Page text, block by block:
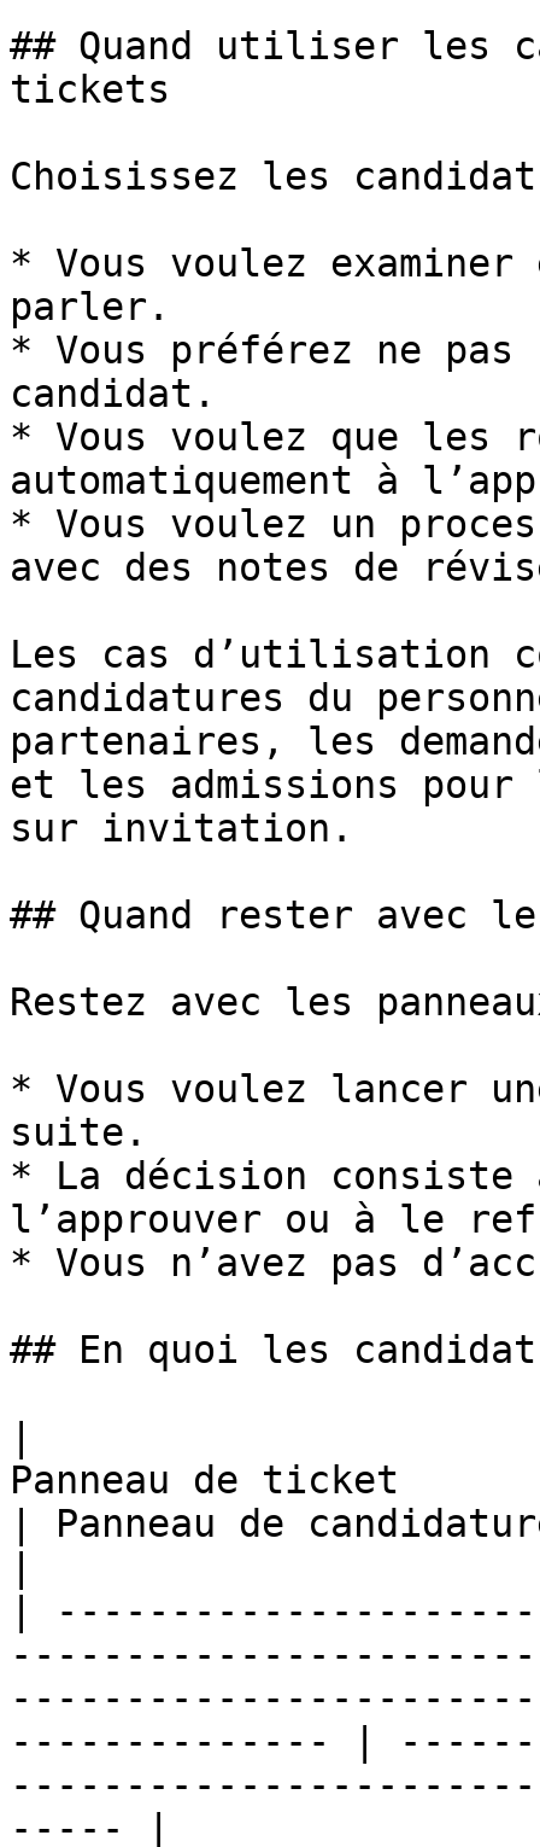
## Quand utiliser les
tickets
Choisissez les
* Vous voulez
parler.
* Vous préférez ne
candidat.
* Vous voulez que les
automatiquement à
* Vous voulez un
avec des notes de
Les cas d’utilisation
candidatures du
partenaires, les
et les admissions pour
sur invitation.
## Quand rester avec
Restez avec les
* Vous voulez lancer
suite.
* La décision consiste
l’approuver ou à le
* Vous n’avez pas
## En quoi les
Panneau de ticket
| Panneau de
|
-------------- |
----- |